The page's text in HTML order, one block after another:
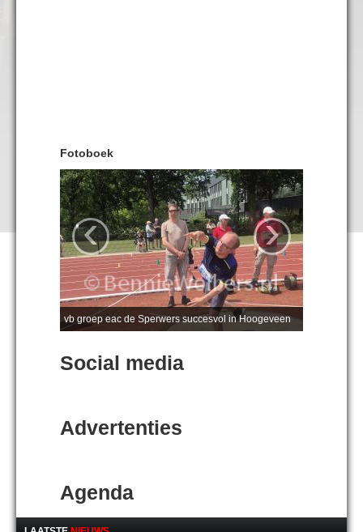
Fotoboek
vb groep eac de Sperwers succesvol in Hoogeveen
‹ ›
Social media
Advertenties
Agenda